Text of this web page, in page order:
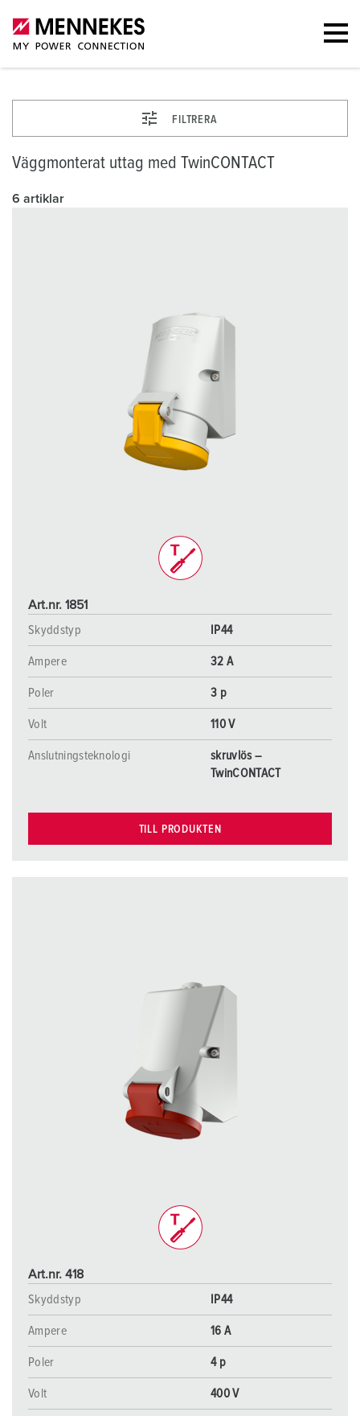
FILTRERA
Väggmonterat uttag med TwinCONTACT
6 artiklar
Art.nr. 1851
Skyddstyp
IP44
Ampere 32 A
Poler 3 p
Volt 110 V
Anslutningsteknologi
skruvlös –
TwinCONTACT
TILL PRODUKTEN
Art.nr. 418
Skyddstyp
IP44
Ampere 16 A
Poler 4 p
Volt 400 V